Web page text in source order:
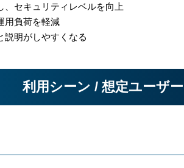
、セキュリティレベルを向上
用負荷を軽減
説明がしやすくなる
利用シーン / 想定ユーザー